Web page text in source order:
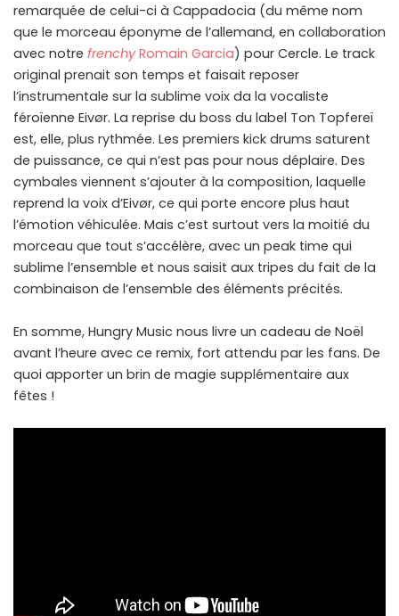
remarquée de celui-ci à Cappadocia (du même nom
que le morceau éponyme de l’allemand, en collaboration
avec notre frenchyRomain Garcia) pour Cercle. Le track
original prenait son temps et faisait reposer
l’instrumentale sur la sublime voix da la vocaliste
féroïenne Eivør. La reprise du boss du label Ton Topfereï
est, elle, plus rythmée. Les premiers kick drums saturent
de puissance, ce qui n’est pas pour nous déplaire. Des
cymbales viennent s’ajouter à la composition, laquelle
reprend la voix d’Eivør, ce qui porte encore plus haut
l’émotion véhiculée. Mais c’est surtout vers la moitié du
morceau que tout s’accélère, avec un peak time qui
sublime l’ensemble et nous saisit aux tripes du fait de la
combinaison de l’ensemble des éléments précités.
En somme, Hungry Music nous livre un cadeau de Noël
avant l’heure avec ce remix, fort attendu par les fans. De
quoi apporter un brin de magie supplémentaire aux
fêtes !